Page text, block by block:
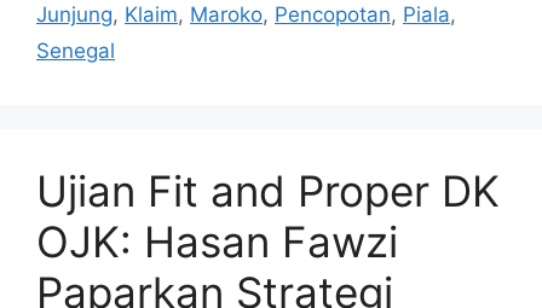
Junjung, Klaim, Maroko, Pencopotan, Piala,
Senegal
Ujian Fit and Proper DK
OJK: Hasan Fawzi
Paparkan Strategi